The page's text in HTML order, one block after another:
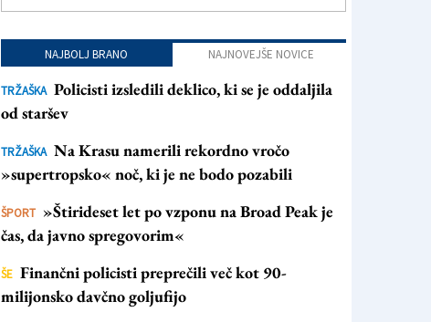
NAJBOLJ BRANO NAJNOVEJŠE NOVICE
TRŽAŠKA Policisti izsledili deklico, ki se je oddaljila
od staršev
TRŽAŠKA Na Krasu namerili rekordno vročo
»supertropsko« noč, ki je ne bodo pozabili
ŠPORT »Štirideset let po vzponu na Broad Peak je
čas, da javno spregovorim«
ŠE Finančni policisti preprečili več kot 90-
milijonsko davčno goljufijo